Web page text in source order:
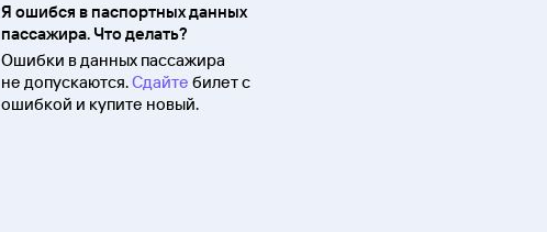
Я ошибся в паспортных данных
пассажира. Что делать?
Ошибки в данных пассажира
не допускаются.Сдайте билет с
ошибкой и купите новый.